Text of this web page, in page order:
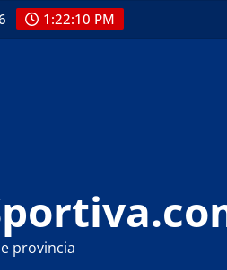
1:22:10 PM
provincia